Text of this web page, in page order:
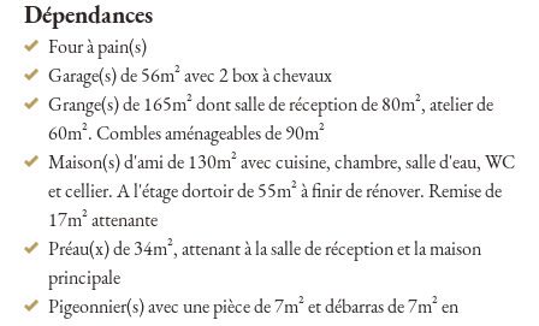
Dépendances
Four à pain(s)
Garage(s) de 56m² avec 2 box à chevaux
Grange(s) de 165m² dont salle de réception de 80m², atelier de
60m². Combles aménageables de 90m²
Maison(s) d'ami de 130m² avec cuisine, chambre, salle d'eau, WC
et cellier. A l'étage dortoir de 55m² à finir de rénover. Remise de
17m² attenante
Préau(x) de 34m², attenant à la salle de réception et la maison
principale
Pigeonnier(s) avec une pièce de 7m² et débarras de 7m² en